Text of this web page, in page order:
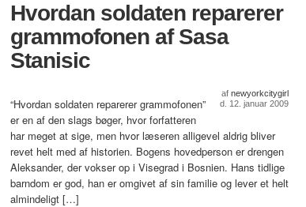
Hvordan soldaten reparerer
grammofonen af Sasa
Stanisic
af newyorkcitygirl
d. 12. januar 2009
“Hvordan soldaten reparerer grammofonen”
er en af den slags bøger, hvor forfatteren
har meget at sige, men hvor læseren alligevel aldrig bliver
revet helt med af historien. Bogens hovedperson er drengen
Aleksander, der vokser op i Visegrad i Bosnien. Hans tidlige
barndom er god, han er omgivet af sin familie og lever et helt
almindeligt […]